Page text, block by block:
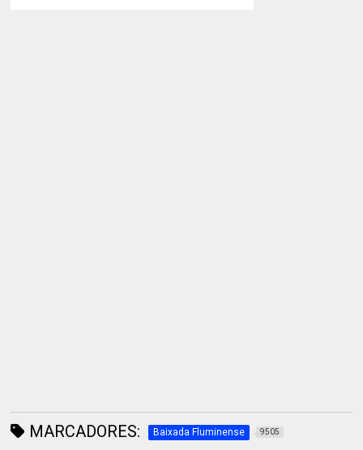
MARCADORES: Baixada Fluminense 9505